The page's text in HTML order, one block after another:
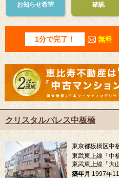
お知らせ希望
確認
1分で完了！ 無料
クリスタルパレス中板橋
東京都板橋区中
東武東上線「中
東武東上線「大
築年月 1997年